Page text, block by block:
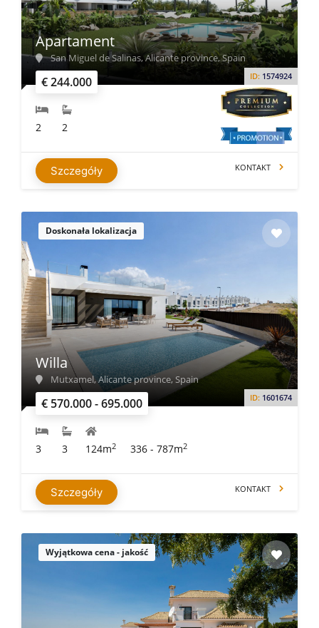
€ 244.000 ID: 1574924
Apartament
San Miguel de Salinas, Alicante province, Spain
2 2
Szczegóły KONTAKT
Doskonała lokalizacja
€ 570.000 - 695.000 ID: 1601674
Willa
Mutxamel, Alicante province, Spain
3 3 124m2 336 - 787m2
Szczegóły KONTAKT
Wyjątkowa cena - jakość